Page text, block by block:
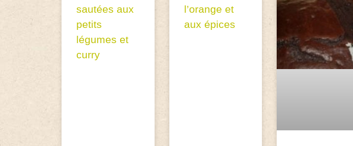
sautées aux
petits
légumes et
curry
l’orange et
aux épices